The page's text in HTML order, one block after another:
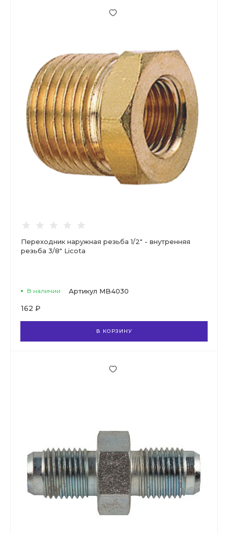
Переходник наружная резьба 1/2" - внутренняя
резьба 3/8" Licota
В наличии Артикул MB4030
162 ₽
В КОРЗИНУ